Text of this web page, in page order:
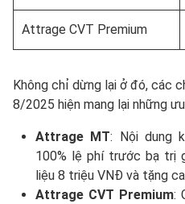
Attrage CVT Premium
Không chỉ dừng lại ở đó, các
8/2025 hiện mang lại những
Attrage MT: Nội dung
100% lệ phí trước bạ trị
liệu 8 triệu VNĐ và tặng
Attrage CVT Premium: